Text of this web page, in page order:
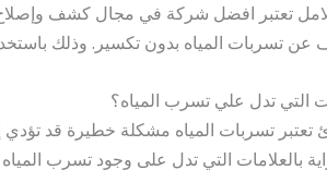
تعتبر افضل شركة في مجال كشف وإصلاح
عن تسربات المياه بدون تكسير. وذلك
التي تدل علي تسرب المياه؟
تعتبر تسربات المياه مشكلة خطيرة قد تؤدي
بالعلامات التي تدل على وجود تسرب